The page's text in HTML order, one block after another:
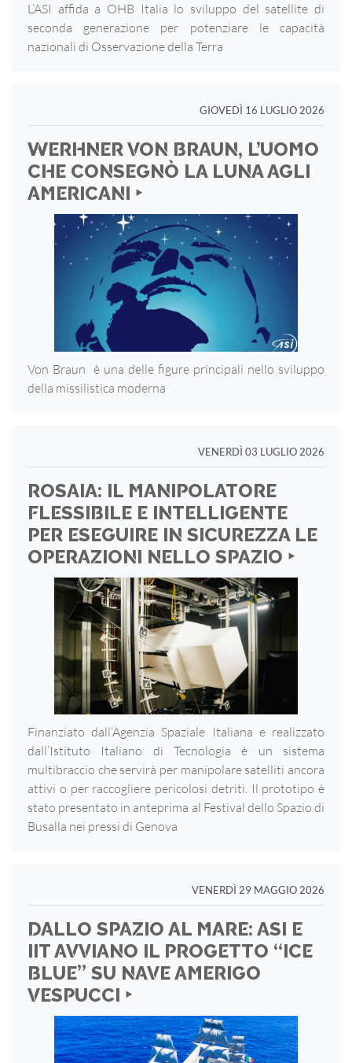
L’ASI affida a OHB Italia lo sviluppo del satellite di
seconda generazione per potenziare le capacità
nazionali di Osservazione della Terra
GIOVEDÌ 16 LUGLIO 2026
WERHNER VON BRAUN, L’UOMO
CHE CONSEGNÒ LA LUNA AGLI
AMERICANI ‣
Von Braun è una delle figure principali nello sviluppo
della missilistica moderna
VENERDÌ 03 LUGLIO 2026
ROSAIA: IL MANIPOLATORE
FLESSIBILE E INTELLIGENTE
PER ESEGUIRE IN SICUREZZA LE
OPERAZIONI NELLO SPAZIO ‣
Finanziato dall’Agenzia Spaziale Italiana e realizzato
dall’Istituto Italiano di Tecnologia è un sistema
multibraccio che servirà per manipolare satelliti ancora
attivi o per raccogliere pericolosi detriti. Il prototipo è
stato presentato in anteprima al Festival dello Spazio di
Busalla nei pressi di Genova
VENERDÌ 29 MAGGIO 2026
DALLO SPAZIO AL MARE: ASI E
IIT AVVIANO IL PROGETTO “ICE
BLUE” SU NAVE AMERIGO
VESPUCCI ‣